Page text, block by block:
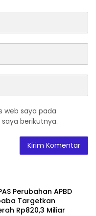
web saya pada
berikutnya.
Perubahan APBD
Targetkan
Rp820,3 Miliar